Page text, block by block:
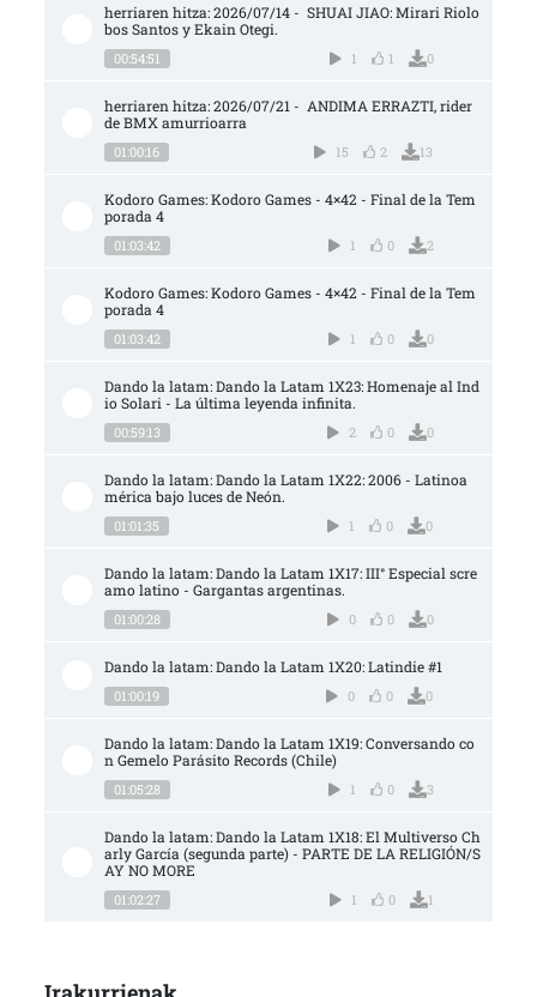
herriaren hitza: 2026/07/14 -  SHUAI JIAO: Mirari Riolo
bos Santos y Ekain Otegi.
00:54:51 1 1 0
herriaren hitza: 2026/07/21 -  ANDIMA ERRAZTI, rider
de BMX amurrioarra
01:00:16 15 2 13
Kodoro Games: Kodoro Games - 4×42 - Final de la Tem
porada 4
01:03:42 1 0 2
Kodoro Games: Kodoro Games - 4×42 - Final de la Tem
porada 4
01:03:42 1 0 0
Dando la latam: Dando la Latam 1X23: Homenaje al Ind
io Solari - La última leyenda infinita.
00:59:13 2 0 0
Dando la latam: Dando la Latam 1X22: 2006 - Latinoa
mérica bajo luces de Neón.
01:01:35 1 0 0
Dando la latam: Dando la Latam 1X17: III° Especial scre
amo latino - Gargantas argentinas.
01:00:28 0 0 0
Dando la latam: Dando la Latam 1X20: Latindie #1
01:00:19 0 0 0
Dando la latam: Dando la Latam 1X19: Conversando co
n Gemelo Parásito Records (Chile)
01:05:28 1 0 3
Dando la latam: Dando la Latam 1X18: El Multiverso Ch
arly García (segunda parte) - PARTE DE LA RELIGIÓN/S
AY NO MORE
01:02:27 1 0 1